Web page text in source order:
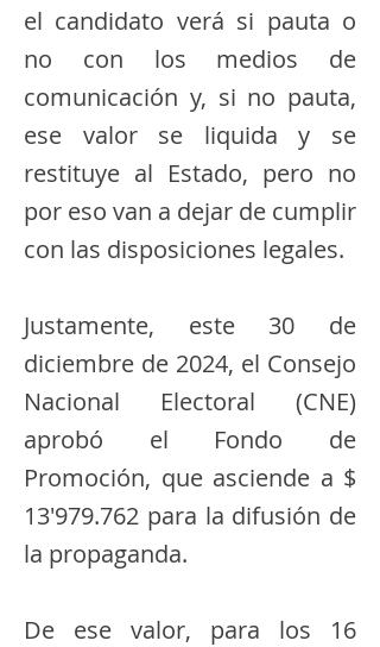
el candidato verá si pauta o
no con los medios de
comunicación y, si no pauta,
ese valor se liquida y se
restituye al Estado, pero no
por eso van a dejar de cumplir
con las disposiciones legales.
Justamente, este 30 de
diciembre de 2024, el Consejo
Nacional Electoral (CNE)
aprobó el Fondo de
Promoción, que asciende a $
13′979.762 para la difusión de
la propaganda.
De ese valor, para los 16